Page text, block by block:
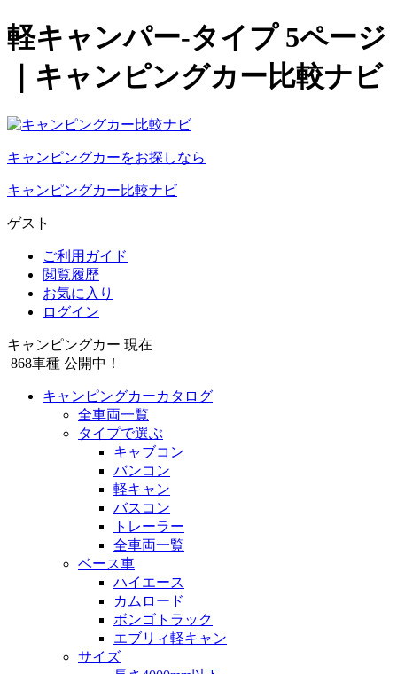
軽キャンパー-タイプ 5ページ
｜キャンピングカー比較ナビ
キャンピングカーをお探しなら
キャンピングカー比較ナビ
ゲスト
ご利用ガイド
閲覧履歴
お気に入り
ログイン
キャンピングカー 現在
868車種 公開中！
キャンピングカーカタログ
全車両一覧
タイプで選ぶ
キャブコン
バンコン
軽キャン
バスコン
トレーラー
全車両一覧
ベース車
ハイエース
カムロード
ボンゴトラック
エブリィ軽キャン
サイズ